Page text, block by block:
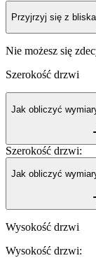
Przyjrzyj się z bliska
Nie możesz się
Szerokość drzwi
Jak obliczyć
Szerokość drzwi:
Jak obliczyć
Wysokość drzwi
Wysokość drzwi: